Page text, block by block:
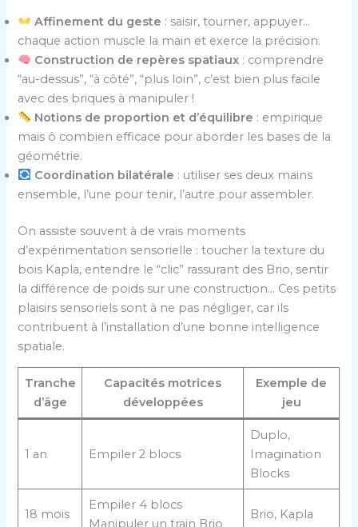
Affinement du geste : saisir, tourner, appuyer…
chaque action muscle la main et exerce la précision.
Construction de repères spatiaux : comprendre
“au-dessus”, “à côté”, “plus loin”, c’est bien plus facile
avec des briques à manipuler !
Notions de proportion et d’équilibre : empirique
mais ô combien efficace pour aborder les bases de la
géométrie.
Coordination bilatérale : utiliser ses deux mains
ensemble, l’une pour tenir, l’autre pour assembler.
On assiste souvent à de vrais moments
d’expérimentation sensorielle : toucher la texture du
bois Kapla, entendre le “clic” rassurant des Brio, sentir
la différence de poids sur une construction… Ces petits
plaisirs sensoriels sont à ne pas négliger, car ils
contribuent à l’installation d’une bonne intelligence
spatiale.
Tranche
d’âge
Capacités motrices
développées
Exemple de
jeu
1 an Empiler 2 blocs
Duplo,
Imagination
Blocks
18 mois
Empiler 4 blocs
Brio, Kapla